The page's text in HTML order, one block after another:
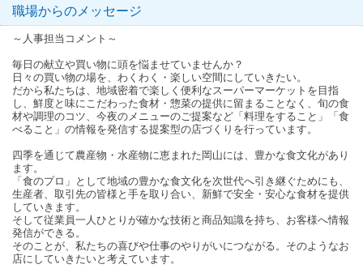
職場からのメッセージ
～人事担当コメント～
毎日の献立や買い物に頭を悩ませていませんか？
日々の買い物の場を、わくわく・楽しい空間にしていきたい。
だから私たちは、地域密着で楽しく便利なスーパーマーケットを目指
し、鮮度と味にこだわった食材・惣菜の提供に留まることなく、旬の食
材や調理のコツ、今夜のメニューのご提案など「料理をすること」「食
べること」の情報を発信する提案型の店づくりを行っています。
四季を通じて農産物・水産物に恵まれた岡山には、豊かな食文化があり
ます。
「食のプロ」として地域の豊かな食文化を次世代へ引き継ぐためにも、
生産者、取引先の皆様と手を取り合い、新鮮で安全・安心な食材を提供
していきます。
そして従業員一人ひとりが確かな技術と商品知識を持ち、お客様へ情報
発信ができる。
そのことが、私たちの喜びや仕事のやりがいにつながる。そのようなお
店にしていきたいと考えています。